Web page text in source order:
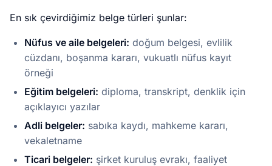
En sık çevirdiğimiz belge türleri şunlar:
Nüfus ve aile belgeleri: doğum belgesi, evlilik
cüzdanı, boşanma kararı, vukuatlı nüfus kayıt
örneği
Eğitim belgeleri: diploma, transkript, denklik için
açıklayıcı yazılar
Adli belgeler: sabıka kaydı, mahkeme kararı,
vekaletname
Ticari belgeler: şirket kuruluş evrakı, faaliyet